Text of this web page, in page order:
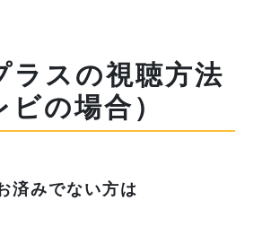
ラスの視聴方法
ビの場合）
済みでない方は